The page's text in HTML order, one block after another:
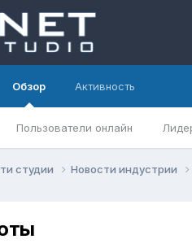
Обзор
Пользователи онлайн
Активность
студии Новости индустрии